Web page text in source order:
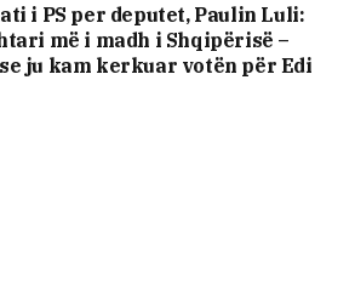
i PS per deputet, Paulin Luli:
më i madh i Shqipërisë –
ju kam kerkuar votën për Edi